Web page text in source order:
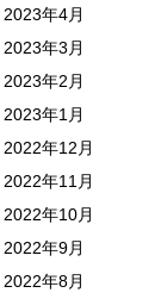
2023年4月
2023年3月
2023年2月
2023年1月
2022年12月
2022年11月
2022年10月
2022年9月
2022年8月